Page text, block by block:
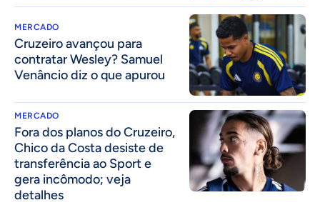
MERCADO
Cruzeiro avançou para
contratar Wesley? Samuel
Venâncio diz o que apurou
MERCADO
Fora dos planos do Cruzeiro,
Chico da Costa desiste de
transferência ao Sport e
gera incômodo; veja
detalhes